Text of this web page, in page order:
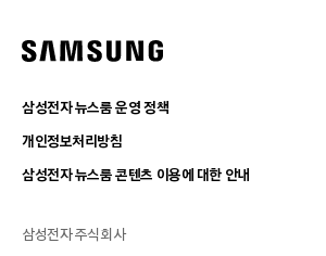
삼성전자 뉴스룸 운영 정책
개인정보처리방침
삼성전자 뉴스룸 콘텐츠 이용에 대한 안내
삼성전자 주식회사